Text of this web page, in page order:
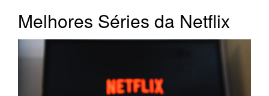
Melhores Séries da Netflix